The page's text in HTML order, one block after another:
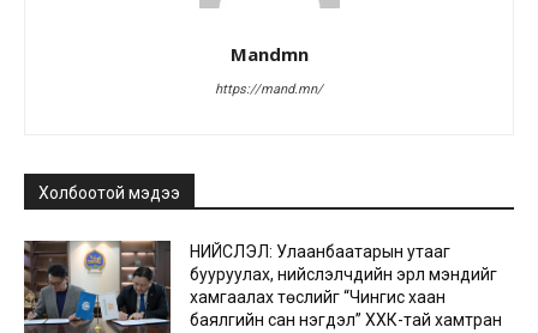
Mandmn
https://mand.mn/
Холбоотой мэдээ
НИЙСЛЭЛ: Улаанбаатарын утааг
бууруулах, нийслэлчүүдийн эрүүл мэндийг
хамгаалах төслийг “Чингис хаан
баялгийн сан нэгдэл” ХХК-тай хамтран